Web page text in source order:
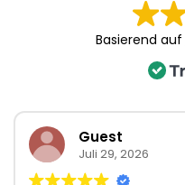
Basierend auf
Guest
Juli 29, 2026